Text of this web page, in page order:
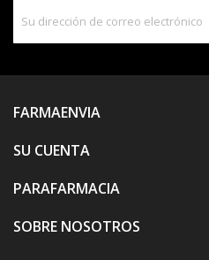
FARMAENVIA
SU CUENTA
PARAFARMACIA
SOBRE NOSOTROS